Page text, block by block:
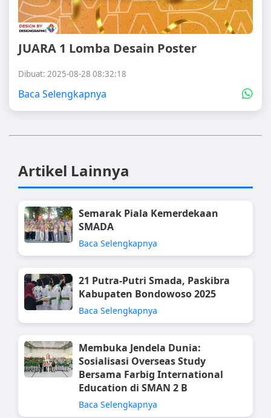
JUARA 1 Lomba Desain Poster
Dibuat: 2025-08-28 08:32:18
Baca Selengkapnya
Artikel Lainnya
Semarak Piala Kemerdekaan
SMADA
Baca Selengkapnya
21 Putra-Putri Smada, Paskibra
Kabupaten Bondowoso 2025
Baca Selengkapnya
Membuka Jendela Dunia:
Sosialisasi Overseas Study
Bersama Farbig International
Education di SMAN 2 B
Baca Selengkapnya